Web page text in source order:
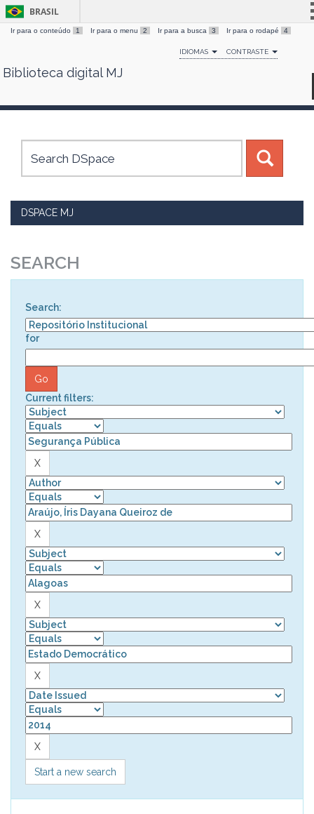
Skip
BRASIL
Simplifique!
Comunica BR
Canais
Ir para o conteúdo 1 Ir para o menu 2 Ir para a busca 3 Ir para o rodapé 4
IDIOMAS CONTRASTE
Biblioteca digital MJ
DSPACE MJ
SEARCH
Search:
for
Current filters:
Start a new search